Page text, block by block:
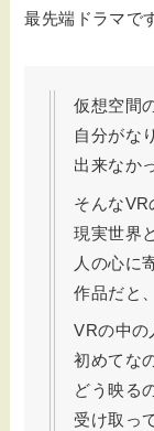
最先端ドラマで
仮想空間
自分がな
出来なか
そんなVR
現実世界
人の心に
作品だと
VRの中の
初めてな
どう映る
受け取っ